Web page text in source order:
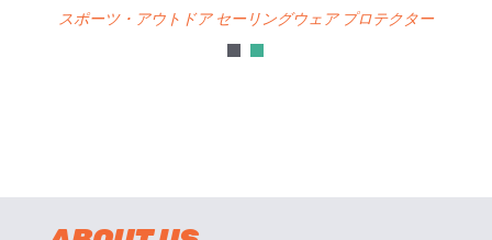
スポーツ・アウトドア セーリングウェア プロテクター